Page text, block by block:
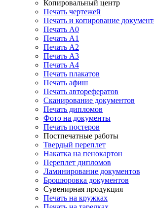
Копировальный центр
Печать чертежей
Печать и копирование
Печать А0
Печать А1
Печать А2
Печать А3
Печать А4
Печать плакатов
Печать афиш
Печать авторефератов
Сканирование документов
Печать дипломов
Фото на документы
Печать постеров
Постпечатные работы
Твердый переплет
Накатка на пенокартон
Переплет дипломов
Ламинирование документов
Брошюровка документов
Сувенирная продукция
Печать на кружках